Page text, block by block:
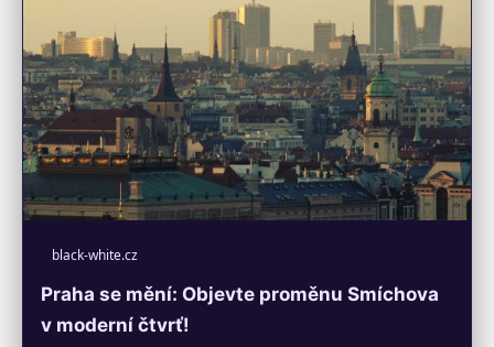
black-white.cz
Praha se mění: Objevte proměnu Smíchova
v moderní čtvrť!